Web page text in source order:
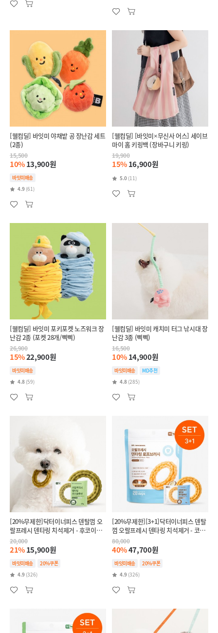
[웰컴딜] 바잇미 야채밭 공 장난감 세트
(2종)
15,500
10%13,900원
바잇미배송
4.9 (61)
[웰컴딜] [바잇미×무신사 어스] 세이브
마이 홈 키링백 (장바구니 키링)
19,900
15%16,900원
5.0 (11)
[웰컴딜] 바잇미 포키포켓 노즈워크 장
난감 2종 (포켓 28개/삑삑)
26,900
15%22,900원
바잇미배송
4.8 (59)
[웰컴딜] 바잇미 캐치미 터그 낚시대 장
난감 3종 (삑삑)
16,500
10%14,900원
바잇미배송
MD추천
4.8 (285)
[20%무제한]닥터이너피스 덴탈껌 오
랄프레시 덴타링 치석제거 - 후코이단
(인텐시브,항산화)
20,000
21%15,900원
바잇미배송
20%쿠폰
4.9 (326)
[20%무제한][3+1]닥터이너피스 덴탈
껌 오랄프레시 덴타링 치석제거 - 코코
넛(릴랙스,스트레스완화)
80,000
40%47,700원
바잇미배송
20%쿠폰
4.9 (326)